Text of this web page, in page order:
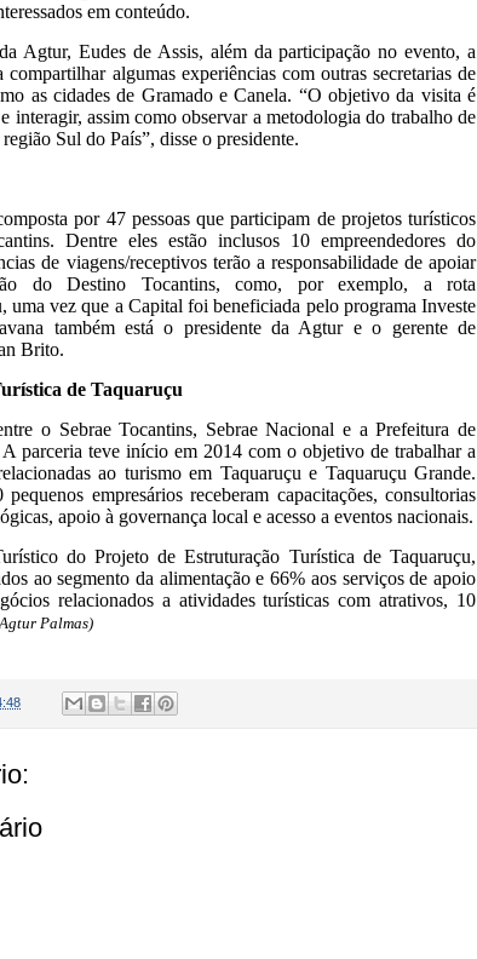
em conteúdo.
Agtur, Eudes de Assis, além da participação no evento, a
algumas experiências com outras secretarias de
as cidades de Gramado e Canela. “O objetivo da visita é
interagir, assim como observar a metodologia do trabalho de
Sul do País”, disse o presidente.
por 47 pessoas que participam de projetos turísticos
Dentre eles estão inclusos 10 empreendedores do
de viagens/receptivos terão a responsabilidade de apoiar
do Destino Tocantins, como, por exemplo, a rota
uma vez que a Capital foi beneficiada pelo programa Investe
também está o presidente da Agtur e o gerente de
Brito.
de Taquaruçu
o Sebrae Tocantins, Sebrae Nacional e a Prefeitura de
parceria teve início em 2014 com o objetivo de trabalhar a
ao turismo em Taquaruçu e Taquaruçu Grande.
empresários receberam capacitações, consultorias
apoio à governança local e acesso a eventos nacionais.
do Projeto de Estruturação Turística de Taquaruçu,
ao segmento da alimentação e 66% aos serviços de apoio
relacionados a atividades turísticas com atrativos, 10
Palmas)